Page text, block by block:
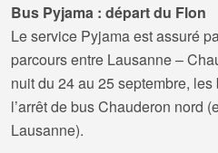
Bus Pyjama : départ du Flon
Le service Pyjama est assuré
parcours entre Lausanne –
nuit du 24 au 25 septembre,
l’arrêt de bus Chauderon nord
Lausanne).